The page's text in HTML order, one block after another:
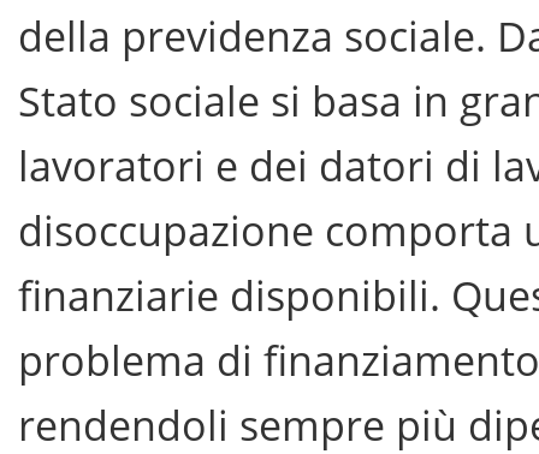
della previdenza sociale.
Stato sociale si basa in
lavoratori e dei datori di
disoccupazione comporta
finanziarie disponibili.
problema di
rendendoli sempre più